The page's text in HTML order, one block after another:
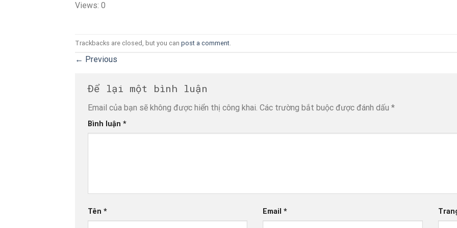
Views: 0
Trackbacks are closed, but you can post a comment
← Previous
Để lại một bình luận
Email của bạn sẽ không được hiển thị công khai. Các trường bắt buộc được đánh dấu *
Bình luận *
Tên * Email*